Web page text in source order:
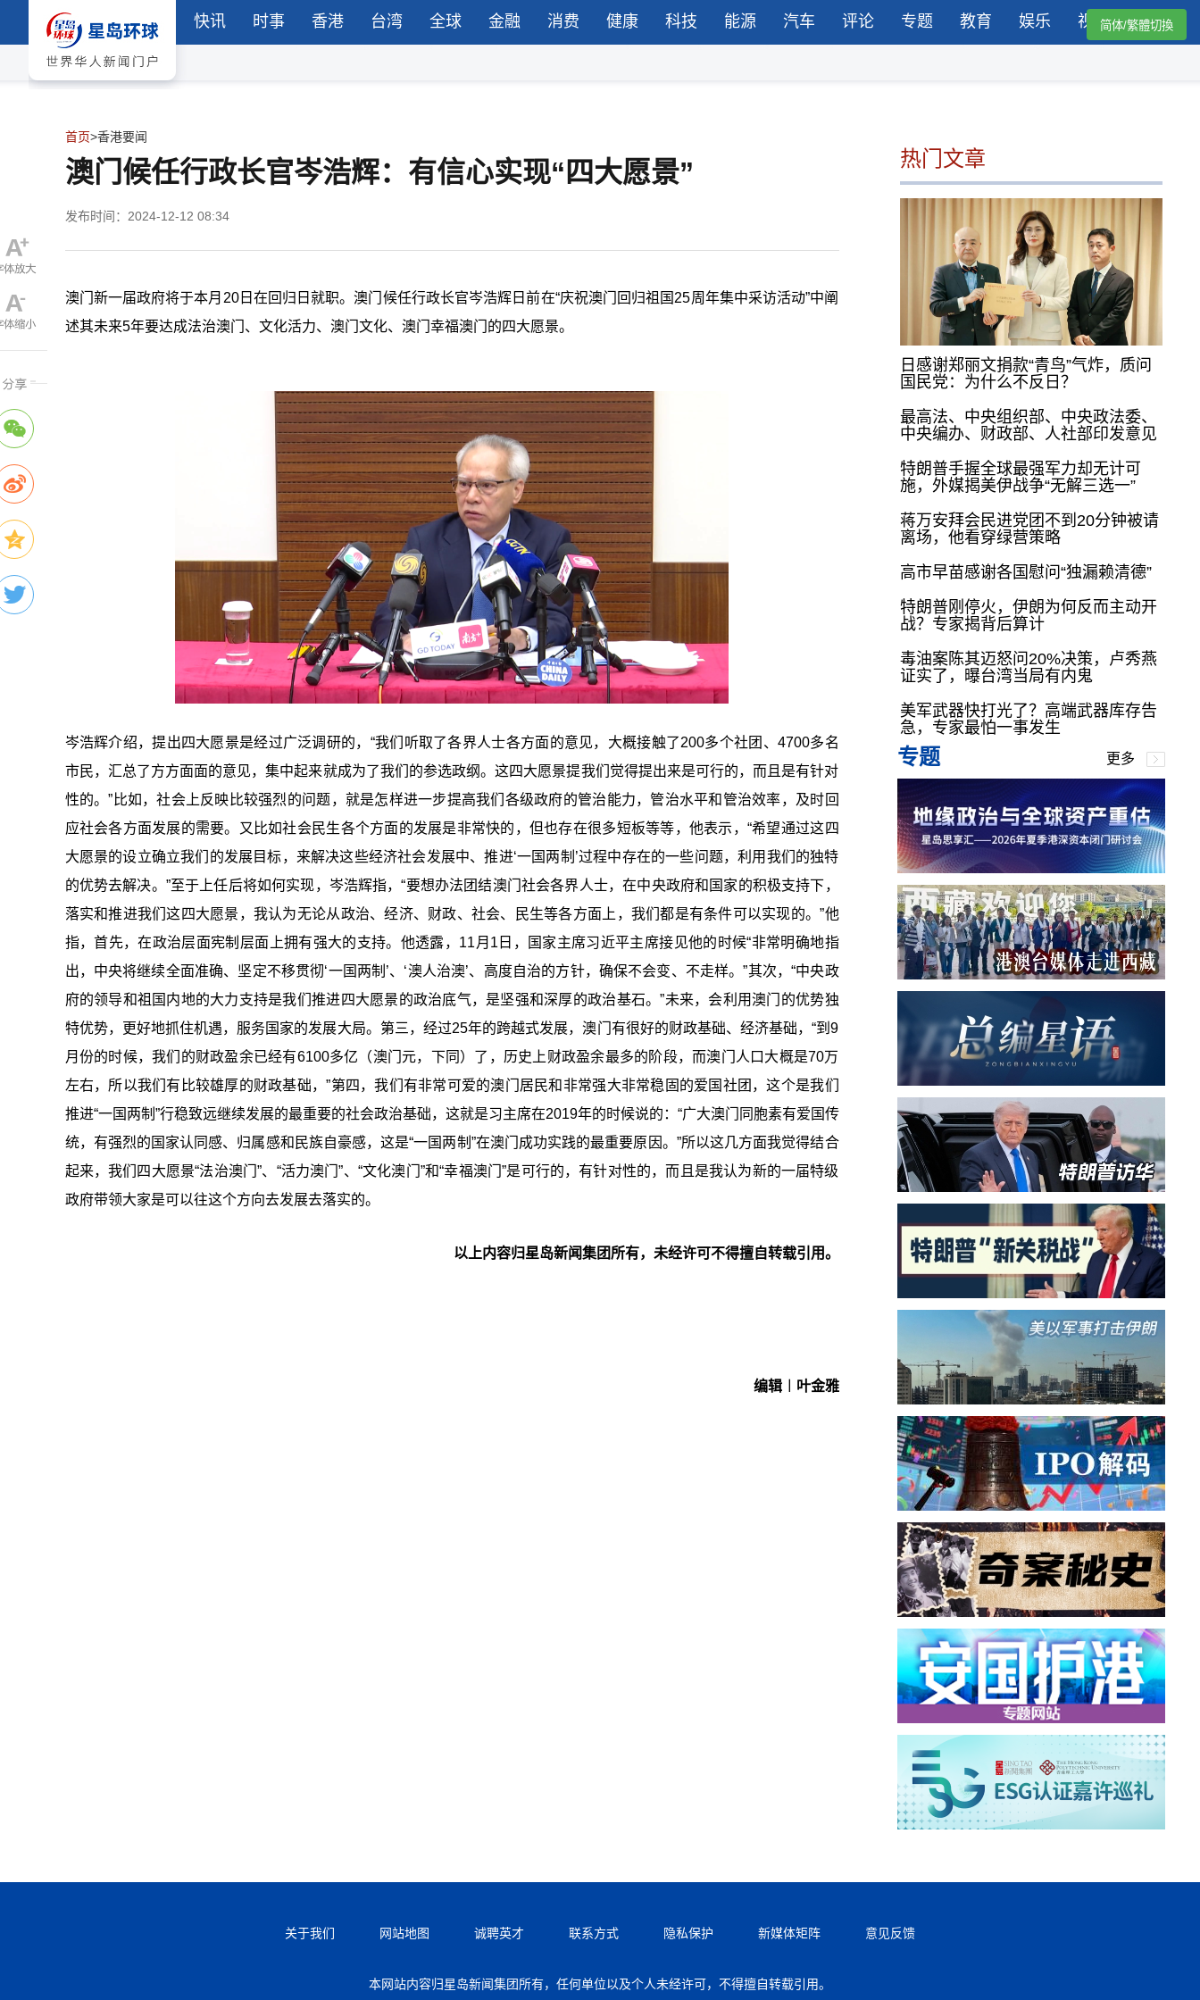
快讯 时事 香港 台湾 全球 金融 消费 健康 科技 能源 汽车 评论 专题 教育 娱乐 视频简体/繁體切換
首页>香港要闻
澳门候任行政长官岑浩辉：有信心实现“四大愿景”
发布时间：2024-12-12 08:34
澳门新一届政府将于本月20日在回归日就职。澳门候任行政长官岑浩辉日前在“庆祝澳门回归祖国25周年集中采访活动”中阐
述其未来5年要达成法治澳门、文化活力、澳门文化、澳门幸福澳门的四大愿景。
岑浩辉介绍，提出四大愿景是经过广泛调研的，“我们听取了各界人士各方面的意见，大概接触了200多个社团、4700多名
市民，汇总了方方面面的意见，集中起来就成为了我们的参选政纲。这四大愿景提我们觉得提出来是可行的，而且是有针对
性的。”比如，社会上反映比较强烈的问题，就是怎样进一步提高我们各级政府的管治能力，管治水平和管治效率，及时回
应社会各方面发展的需要。又比如社会民生各个方面的发展是非常快的，但也存在很多短板等等，他表示，“希望通过这四
大愿景的设立确立我们的发展目标，来解决这些经济社会发展中、推进‘一国两制’过程中存在的一些问题，利用我们的独特
的优势去解决。”至于上任后将如何实现，岑浩辉指，“要想办法团结澳门社会各界人士，在中央政府和国家的积极支持下，
落实和推进我们这四大愿景，我认为无论从政治、经济、财政、社会、民生等各方面上，我们都是有条件可以实现的。”他
指，首先，在政治层面宪制层面上拥有强大的支持。他透露，11月1日，国家主席习近平主席接见他的时候“非常明确地指
出，中央将继续全面准确、坚定不移贯彻‘一国两制’、‘澳人治澳’、高度自治的方针，确保不会变、不走样。”其次，“中央政
府的领导和祖国内地的大力支持是我们推进四大愿景的政治底气，是坚强和深厚的政治基石。”未来，会利用澳门的优势独
特优势，更好地抓住机遇，服务国家的发展大局。第三，经过25年的跨越式发展，澳门有很好的财政基础、经济基础，“到9
月份的时候，我们的财政盈余已经有6100多亿（澳门元，下同）了，历史上财政盈余最多的阶段，而澳门人口大概是70万
左右，所以我们有比较雄厚的财政基础，”第四，我们有非常可爱的澳门居民和非常强大非常稳固的爱国社团，这个是我们
推进“一国两制”行稳致远继续发展的最重要的社会政治基础，这就是习主席在2019年的时候说的：“广大澳门同胞素有爱国传
统，有强烈的国家认同感、归属感和民族自豪感，这是“一国两制”在澳门成功实践的最重要原因。”所以这几方面我觉得结合
起来，我们四大愿景“法治澳门”、“活力澳门”、“文化澳门”和“幸福澳门”是可行的，有针对性的，而且是我认为新的一届特级
政府带领大家是可以往这个方向去发展去落实的。
以上内容归星岛新闻集团所有，未经许可不得擅自转载引用。
编辑︱叶金雅
热门文章
日感谢郑丽文捐款“青鸟”气炸，质问
国民党：为什么不反日？
最高法、中央组织部、中央政法委、
中央编办、财政部、人社部印发意见
特朗普手握全球最强军力却无计可
施，外媒揭美伊战争“无解三选一”
蒋万安拜会民进党团不到20分钟被请
离场，他看穿绿营策略
高市早苗感谢各国慰问“独漏赖清德”
特朗普刚停火，伊朗为何反而主动开
战？专家揭背后算计
毒油案陈其迈怒问20%决策，卢秀燕
证实了，曝台湾当局有内鬼
美军武器快打光了？高端武器库存告
急，专家最怕一事发生
专题 更多
关于我们 网站地图 诚聘英才 联系方式 隐私保护 新媒体矩阵 意见反馈
本网站内容归星岛新闻集团所有，任何单位以及个人未经许可，不得擅自转载引用。